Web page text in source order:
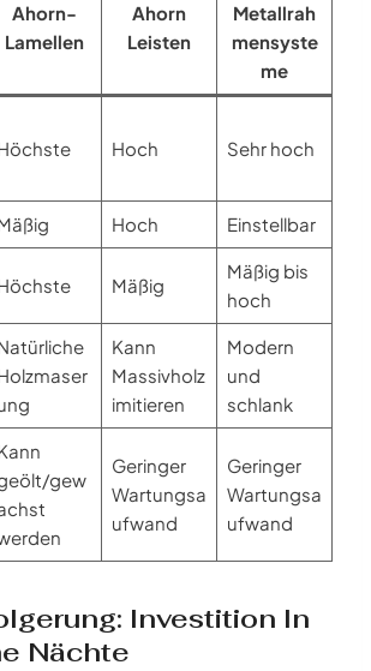
Ahorn-
Lamellen
Ahorn
Leisten
Metallrah
mensyste
me
Hoch Sehr hoch
Hoch Einstellbar
Mäßig
Mäßig bis
hoch
Kann
Massivholz
imitieren
Modern
und
schlank
gew
Geringer
Wartungsa
ufwand
Geringer
Wartungsa
ufwand
Investition In
Nächte